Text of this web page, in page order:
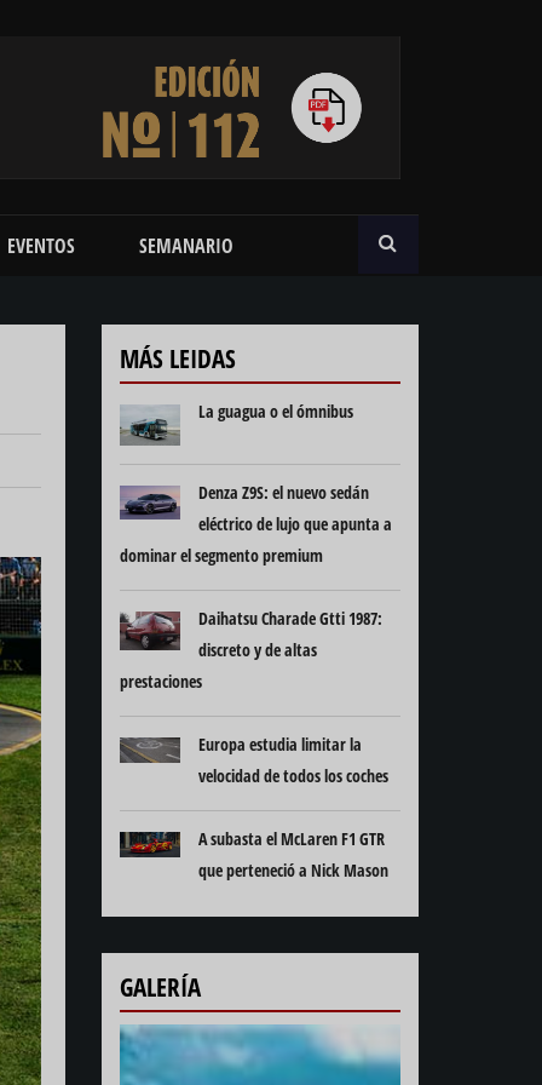
EVENTOS SEMANARIO
MÁS LEIDAS
La guagua o el ómnibus
Denza Z9S: el nuevo sedán
eléctrico de lujo que apunta a
dominar el segmento premium
Daihatsu Charade Gtti 1987:
discreto y de altas
prestaciones
Europa estudia limitar la
velocidad de todos los coches
A subasta el McLaren F1 GTR
que perteneció a Nick Mason
GALERÍA